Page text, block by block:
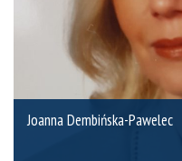
Joanna Dembińska-Pawelec